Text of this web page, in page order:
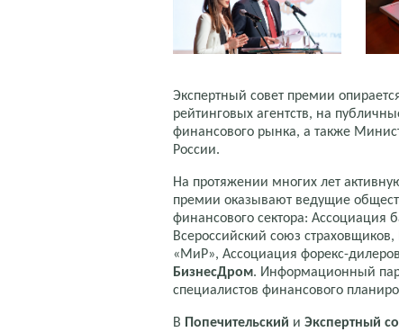
Экспертный совет премии
рейтинговых агентств, на
финансового рынка, а также
России.
На протяжении многих лет
премии оказывают ведущие
финансового сектора: Ассоциация
Всероссийский союз
«МиР», Ассоциация форекс-
БизнесДром. Информационный
специалистов финансового
В Попечительский и Экспертный